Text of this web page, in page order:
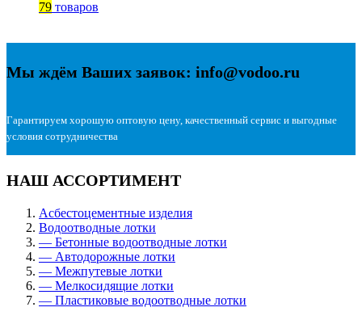
79 товаров
Мы ждём Ваших заявок: info@vodoo.ru
Гарантируем хорошую оптовую цену, качественный сервис и выгодные
условия сотрудничества
НАШ АССОРТИМЕНТ
Асбестоцементные изделия
Водоотводные лотки
— Бетонные водоотводные лотки
— Автодорожные лотки
— Межпутевые лотки
— Мелкосидящие лотки
— Пластиковые водоотводные лотки